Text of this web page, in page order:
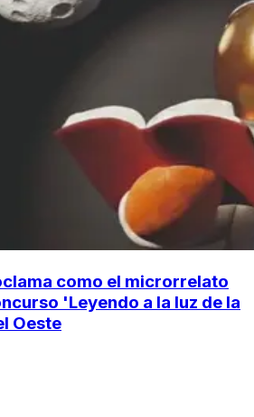
como el microrrelato
'Leyendo a la luz de la
Oeste